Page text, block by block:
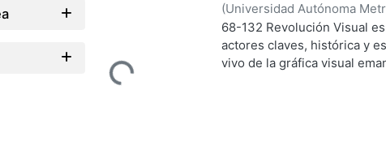
Loading...
(Universidad Autónoma
Ortiz Leroux, Jorge Gabriel;
Vega, Jorge;Del Castillo
Casas, Arnulfo;Tamayo,
68-132 Revolución Visual
actores claves, histórica y
vivo de la gráfica visual